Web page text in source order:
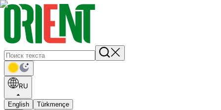
RU
English Türkmençe